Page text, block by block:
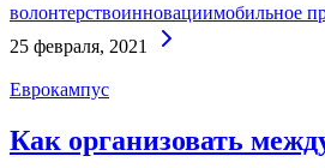
волонтерствоинновациимобильное
25 февраля, 2021
Еврокампус
Как организовать